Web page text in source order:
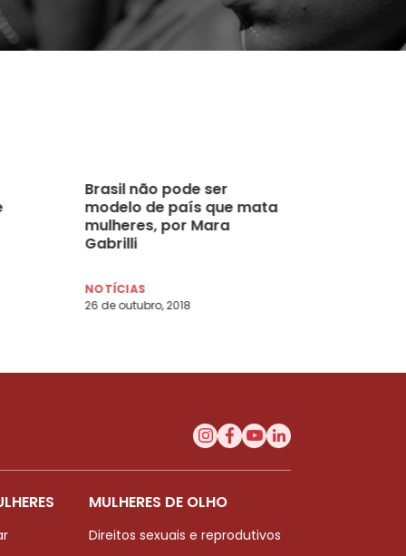
Brasil não pode ser
modelo de país que mata
mulheres, por Mara
Gabrilli
NOTÍCIAS
26 de outubro, 2018
MULHERES DE OLHO
Direitos sexuais e reprodutivos